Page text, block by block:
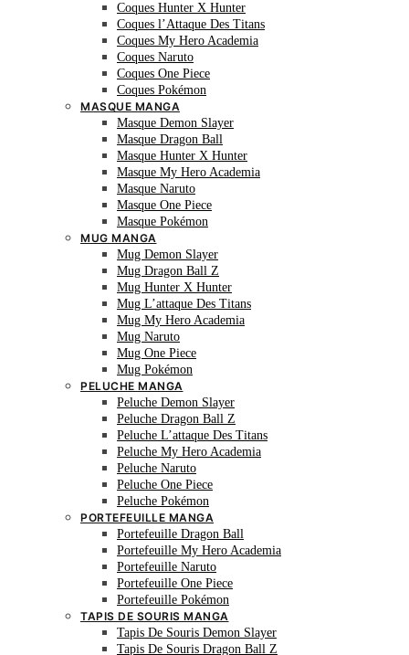
Coques Hunter X Hunter
Coques l’Attaque Des Titans
Coques My Hero Academia
Coques Naruto
Coques One Piece
Coques Pokémon
MASQUE MANGA
Masque Demon Slayer
Masque Dragon Ball
Masque Hunter X Hunter
Masque My Hero Academia
Masque Naruto
Masque One Piece
Masque Pokémon
MUG MANGA
Mug Demon Slayer
Mug Dragon Ball Z
Mug Hunter X Hunter
Mug L’attaque Des Titans
Mug My Hero Academia
Mug Naruto
Mug One Piece
Mug Pokémon
PELUCHE MANGA
Peluche Demon Slayer
Peluche Dragon Ball Z
Peluche L’attaque Des Titans
Peluche My Hero Academia
Peluche Naruto
Peluche One Piece
Peluche Pokémon
PORTEFEUILLE MANGA
Portefeuille Dragon Ball
Portefeuille My Hero Academia
Portefeuille Naruto
Portefeuille One Piece
Portefeuille Pokémon
TAPIS DE SOURIS MANGA
Tapis De Souris Demon Slayer
Tapis De Souris Dragon Ball Z